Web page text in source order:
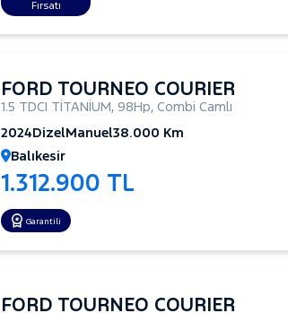
Fırsatı
FORD TOURNEO COURIER
1.5 TDCI TİTANİUM, 98Hp, Combi Camlı
2024DizelManuel38.000 Km
Balıkesir
1.312.900 TL
Garantili
FORD TOURNEO COURIER